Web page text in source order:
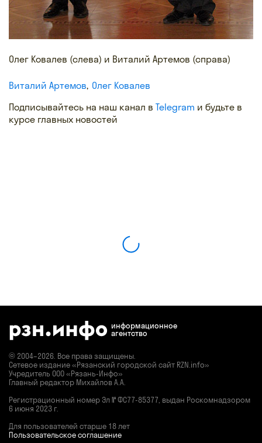
Олег Ковалев (слева) и Виталий Артемов (справа)
Виталий Артемов Олег Ковалев
Подписывайтесь на наш канал в Telegram и будьте в
курсе главных новостей
информационное
агентство
© 2004–2026. Все права защищены.
Сетевое издание «Рязанский городской сайт RZN.info»
Учредитель ООО «Рязань-Инфо»
Главный редактор Михайлов А.А.
Регистрационный номер Эл № ФС77-85377, выдан Роскомнадзором
6 июня 2023 г.
Для пользователей старше 18 лет
Пользовательское соглашение